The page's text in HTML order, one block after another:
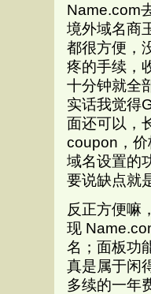
Name.com
境外域名商
都很方便，
疼的手续，
十分钟就全
实话我觉得
面还可以，
coupon，价
域名设置的
要说缺点就
反正方便嘛
现
名；面板功
真是属于闲
多续的一年